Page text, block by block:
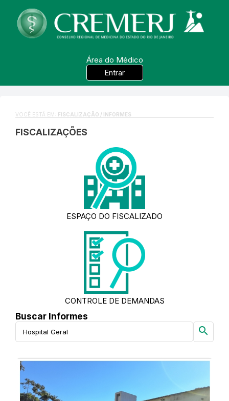
Área do Médico
Entrar
VOCÊ ESTÁ EM: FISCALIZAÇÃO / INFORMES
FISCALIZAÇÕES
ESPAÇO DO FISCALIZADO
CONTROLE DE DEMANDAS
Buscar Informes
search